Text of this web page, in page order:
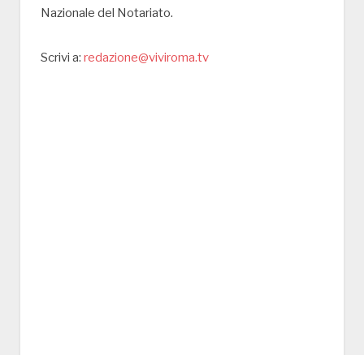
Nazionale del Notariato.
Scrivi a: redazione@viviroma.tv